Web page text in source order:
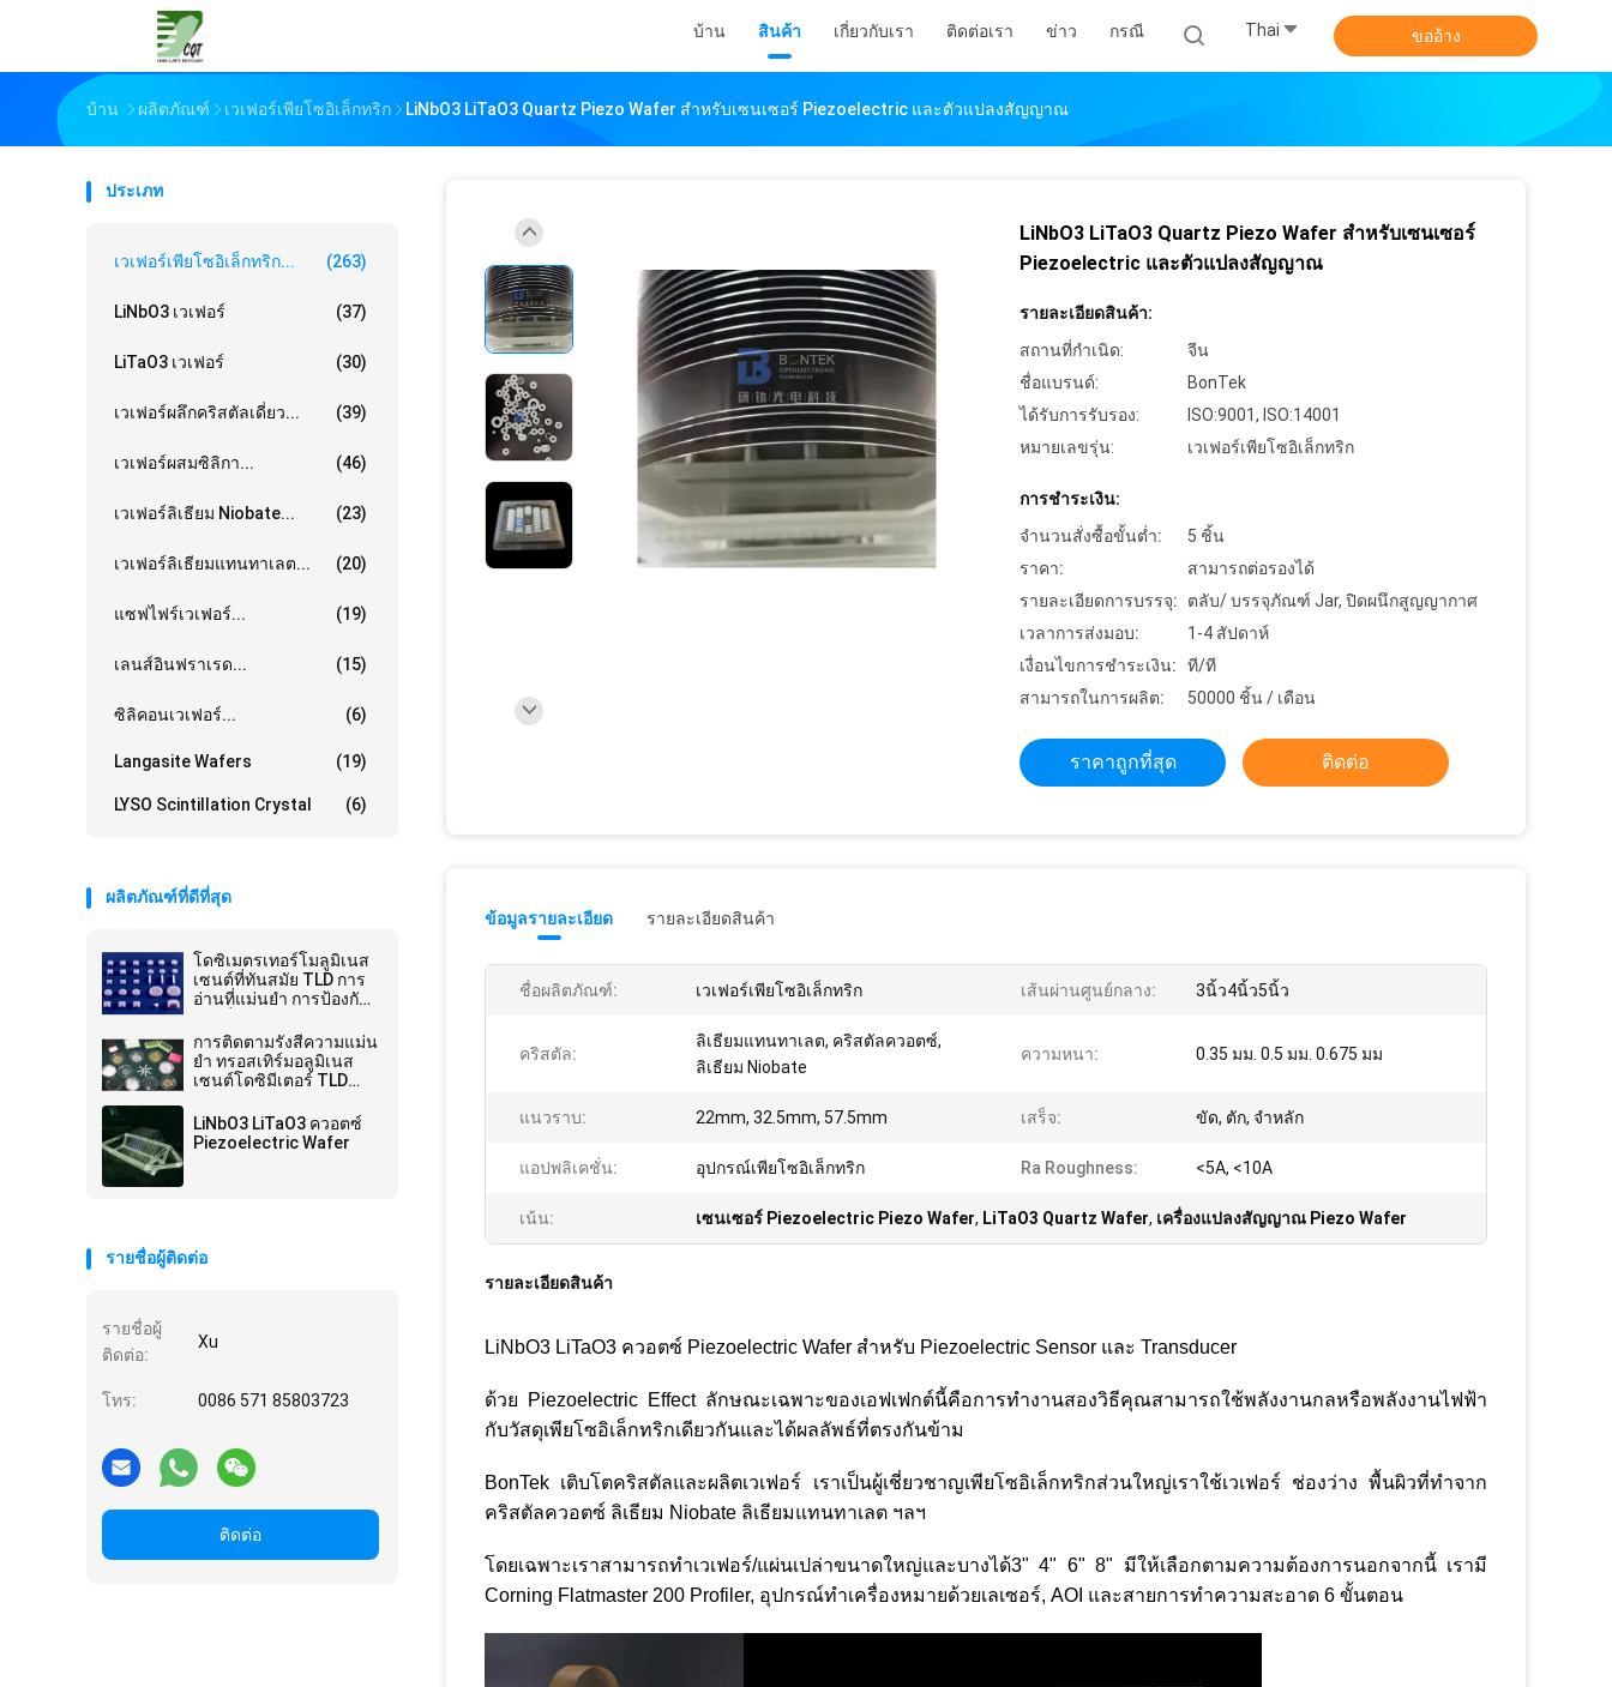
บ้าน สินค้า เกี่ยวกับเรา ติดต่อเรา ข่าว กรณี Thai ขออ้าง
บ้าน ผลิตภัณฑ์ เวเฟอร์เพียโซอิเล็กทริก LiNbO3 LiTaO3 Quartz Piezo Wafer สำหรับเซนเซอร์ Piezoelectric และตัวแปลงสัญญาณ
ประเภท
เวเฟอร์เพียโซอิเล็กทริก... (263)
LiNbO3 เวเฟอร์ (37)
LiTaO3 เวเฟอร์ (30)
เวเฟอร์ผลึกคริสตัลเดี่ยว... (39)
เวเฟอร์ผสมซิลิกา... (46)
เวเฟอร์ลิเธียม Niobate... (23)
เวเฟอร์ลิเธียมแทนทาเลต... (20)
แซฟไฟร์เวเฟอร์... (19)
เลนส์อินฟราเรด... (15)
ซิลิคอนเวเฟอร์... (6)
Langasite Wafers (19)
LYSO Scintillation Crystal (6)
ผลิตภัณฑ์ที่ดีที่สุด
โดซิเมตรเทอร์โมลูมิเนส
เซนต์ที่ทันสมัย TLD การ
อ่านที่แม่นยํา การป้องกัน
การติดตามรังสีความแม่น
ยํา ทรอสเทิร์มอลูมิเนส
เซนต์โดซิมีเตอร์ TLD
ความปลอดภัย
LiNbO3 LiTaO3 ควอตซ์
Piezoelectric Wafer
รายชื่อผู้ติดต่อ
รายชื่อผู้
ติดต่อ:
Xu
โทร: 0086 571 85803723
ติดต่อ
LiNbO3 LiTaO3 Quartz Piezo Wafer สำหรับเซนเซอร์
Piezoelectric และตัวแปลงสัญญาณ
รายละเอียดสินค้า:
สถานที่กำเนิด:
จีน
ชื่อแบรนด์:
BonTek
ได้รับการรับรอง:
ISO:9001, ISO:14001
หมายเลขรุ่น:
เวเฟอร์เพียโซอิเล็กทริก
การชำระเงิน:
จำนวนสั่งซื้อขั้นต่ำ:
5 ชิ้น
ราคา:
สามารถต่อรองได้
รายละเอียดการบรรจุ:
ตลับ/ บรรจุภัณฑ์ Jar, ปิดผนึกสูญญากาศ
เวลาการส่งมอบ:
1-4 สัปดาห์
เงื่อนไขการชำระเงิน:
ที/ที
สามารถในการผลิต:
50000 ชิ้น / เดือน
ราคาถูกที่สุด ติดต่อ
ข้อมูลรายละเอียด รายละเอียดสินค้า
ชื่อผลิตภัณฑ์: เวเฟอร์เพียโซอิเล็กทริก เส้นผ่านศูนย์กลาง: 3นิ้ว4นิ้ว5นิ้ว
คริสตัล:
ลิเธียมแทนทาเลต, คริสตัลควอตซ์,
ลิเธียม Niobate
ความหนา: 0.35 มม. 0.5 มม. 0.675 มม
แนวราบ: 22mm, 32.5mm, 57.5mm เสร็จ: ขัด, ตัก, จำหลัก
แอปพลิเคชั่น: อุปกรณ์เพียโซอิเล็กทริก Ra Roughness: <5A, <10A
เน้น: เซนเซอร์ Piezoelectric Piezo Wafer, LiTaO3 Quartz Wafer, เครื่องแปลงสัญญาณ Piezo Wafer
รายละเอียดสินค้า
LiNbO3 LiTaO3 ควอตซ์ Piezoelectric Wafer สำหรับ Piezoelectric Sensor และ Transducer
ด้วย Piezoelectric Effect ลักษณะเฉพาะของเอฟเฟกต์นี้คือการทำงานสองวิธีคุณสามารถใช้พลังงานกลหรือพลังงานไฟฟ้า
กับวัสดุเพียโซอิเล็กทริกเดียวกันและได้ผลลัพธ์ที่ตรงกันข้าม
BonTek เติบโตคริสตัลและผลิตเวเฟอร์ เราเป็นผู้เชี่ยวชาญเพียโซอิเล็กทริกส่วนใหญ่เราใช้เวเฟอร์ ช่องว่าง พื้นผิวที่ทำจาก
คริสตัลควอตซ์ ลิเธียม Niobate ลิเธียมแทนทาเลต ฯลฯ
โดยเฉพาะเราสามารถทำเวเฟอร์/แผ่นเปล่าขนาดใหญ่และบางได้3" 4" 6" 8" มีให้เลือกตามความต้องการนอกจากนี้ เรามี
Corning Flatmaster 200 Profiler, อุปกรณ์ทำเครื่องหมายด้วยเลเซอร์, AOI และสายการทำความสะอาด 6 ขั้นตอน